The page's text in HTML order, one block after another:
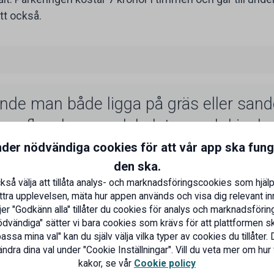
också.
man både ligga på gräs eller
flera bryggor, lekplatser och
låg runt om, vattnet är
fin botten. Vädret var perfekt
med skön bris, tiden gick fort med
och bad.
nödvändiga cookies för att vår app ska
den ska.
välja att tillåta analys- och marknadsföringscookies som
upplevelsen, mäta hur appen används och visa dig relevant
"Godkänn alla" tillåter du cookies för analys och
sätter vi bara cookies som krävs för att plattformen
mina val" kan du själv välja vilka typer av cookies du tillåter.
dina val under "Cookie Inställningar". Vill du veta mer om hur
kakor, se vår Cookie policy